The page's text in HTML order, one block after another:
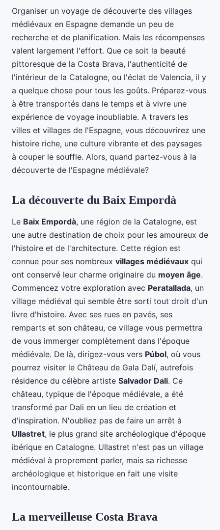
Organiser un voyage de découverte des villages
médiévaux en Espagne demande un peu de
recherche et de planification. Mais les récompenses
valent largement l'effort. Que ce soit la beauté
pittoresque de la Costa Brava, l'authenticité de
l'intérieur de la Catalogne, ou l'éclat de Valencia, il y
a quelque chose pour tous les goûts. Préparez-vous
à être transportés dans le temps et à vivre une
expérience de voyage inoubliable. A travers les
villes et villages de l'Espagne, vous découvrirez une
histoire riche, une culture vibrante et des paysages
à couper le souffle. Alors, quand partez-vous à la
découverte de l'Espagne médiévale?
La découverte du Baix Empordà
Le Baix Empordà, une région de la Catalogne, est
une autre destination de choix pour les amoureux de
l'histoire et de l'architecture. Cette région est
connue pour ses nombreux villages médiévaux qui
ont conservé leur charme originaire du moyen âge.
Commencez votre exploration avec Peratallada, un
village médiéval qui semble être sorti tout droit d'un
livre d'histoire. Avec ses rues en pavés, ses
remparts et son château, ce village vous permettra
de vous immerger complètement dans l'époque
médiévale. De là, dirigez-vous vers Púbol, où vous
pourrez visiter le Château de Gala Dalí, autrefois
résidence du célèbre artiste Salvador Dali. Ce
château, typique de l'époque médiévale, a été
transformé par Dali en un lieu de création et
d'inspiration. N'oubliez pas de faire un arrêt à
Ullastret, le plus grand site archéologique d'époque
ibérique en Catalogne. Ullastret n'est pas un village
médiéval à proprement parler, mais sa richesse
archéologique et historique en fait une visite
incontournable.
La merveilleuse Costa Brava